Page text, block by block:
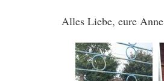
Alles Liebe, eure Anne